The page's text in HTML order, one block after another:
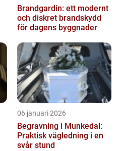
Brandgardin: ett modernt
och diskret brandskydd
för dagens byggnader
06 januari 2026
Begravning i Munkedal:
Praktisk vägledning i en
svår stund